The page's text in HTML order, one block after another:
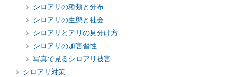
シロアリの種類と分布
シロアリの生態と社会
シロアリとアリの見分け方
シロアリの加害習性
写真で見るシロアリ被害
シロアリ対策